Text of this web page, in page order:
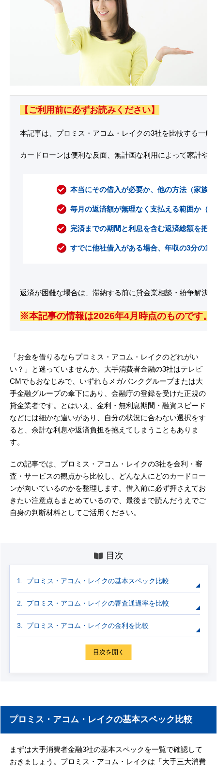
【ご利用前に必ずお読みください】
本記事は、プロミス・アコム・レイクの3社を比較する一
カードローンは便利な反面、無計画な利用によって家計や
本当にその借入が必要か、他の方法（家族
毎月の返済額が無理なく支払える範囲か（
完済までの期間と利息を含む返済総額を把
すでに他社借入がある場合、年収の3分の1
返済が困難な場合は、滞納する前に貸金業相談・紛争解決
※本記事の情報は2026年4月時点のものです。
「お金を借りるならプロミス・アコム・レイクのどれがい
い？」と迷っていませんか。大手消費者金融の3社はテレビ
CMでもおなじみで、いずれもメガバンクグループまたは大
手金融グループの傘下にあり、金融庁の登録を受けた正規の
貸金業者です。とはいえ、金利・無利息期間・融資スピード
などには細かな違いがあり、自分の状況に合わない選択をす
ると、余計な利息や返済負担を抱えてしまうこともありま
す。
この記事では、プロミス・アコム・レイクの3社を金利・審
査・サービスの観点から比較し、どんな人にどのカードロー
ンが向いているのかを整理します。借入前に必ず押さえてお
きたい注意点もまとめているので、最後まで読んだうえでご
自身の判断材料としてご活用ください。
目次
プロミス・アコム・レイクの基本スペック比較
プロミス・アコム・レイクの審査通過率を比較
プロミス・アコム・レイクの金利を比較
目次を開く
プロミス・アコム・レイクの基本スペック比較
まずは大手消費者金融3社の基本スペックを一覧で確認して
おきましょう。プロミス・アコム・レイクは「大手三大消費